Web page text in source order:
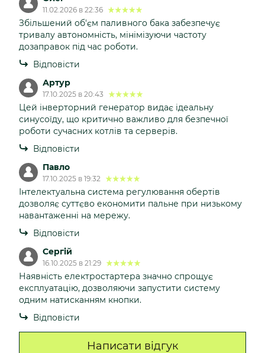
11.02.2026 в 22:36
Збільшений об'єм паливного бака забезпечує
тривалу автономність, мінімізуючи частоту
дозаправок під час роботи.
Відповісти
Артур
17.10.2025 в 20:43
Цей інверторний генератор видає ідеальну
синусоїду, що критично важливо для безпечної
роботи сучасних котлів та серверів.
Відповісти
Павло
17.10.2025 в 19:32
Інтелектуальна система регулювання обертів
дозволяє суттєво економити пальне при низькому
навантаженні на мережу.
Відповісти
Сергій
16.10.2025 в 21:29
Наявність електростартера значно спрощує
експлуатацію, дозволяючи запустити систему
одним натисканням кнопки.
Відповісти
Написати відгук